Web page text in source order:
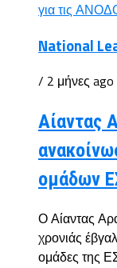
National
/ 2 μήνες ago
Αίαντας
ομάδων
Ο Αίαντας
χρονιάς
ομάδες της